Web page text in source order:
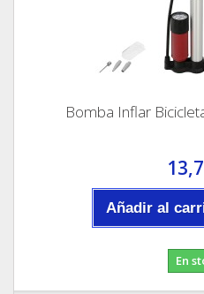
Bomba Inflar
Añadir al
En